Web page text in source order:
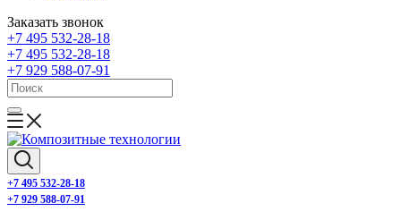
Заказать звонок
+7 495 532-28-18
+7 495 532-28-18
+7 929 588-07-91
+7 495 532-28-18
+7 929 588-07-91